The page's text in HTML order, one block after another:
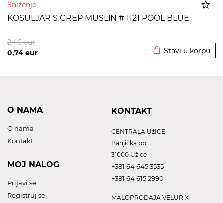
Sniženje
KOSULJAR S CREP MUSLIN # 1121 POOL BLUE
0,74 eur
2,46eur
Stavi u korpu
O NAMA
O nama
Kontakt
MOJ NALOG
Prijavi se
Registruj se
KONTAKT
CENTRALA UžICE
Banjička bb,
31000 Užice
+381 64 645 3535
+381 64 615 2990
MALOPRODAJA VELUR X